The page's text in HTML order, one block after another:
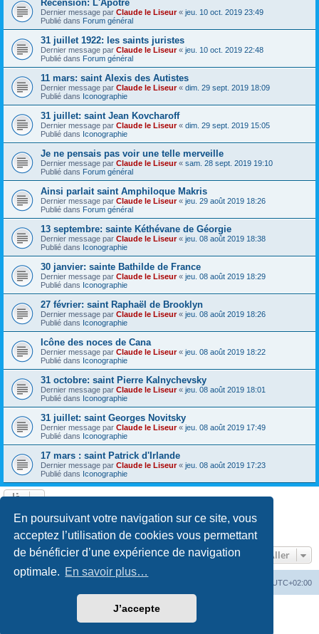
En poursuivant votre navigation sur ce site, vous
acceptez l’utilisation de cookies vous permettant
de bénéficier d’une expérience de navigation
optimale. En savoir plus…
J’accepte
Recension: L'Apôtre
Dernier message par Claude le Liseur« jeu. 10 oct. 2019 23:49
Publié dans Forum général
31 juillet 1922: les saints juristes
Dernier message par Claude le Liseur« jeu. 10 oct. 2019 22:48
Publié dans Forum général
11 mars: saint Alexis des Autistes
Dernier message par Claude le Liseur« dim. 29 sept. 2019 18:09
Publié dans Iconographie
31 juillet: saint Jean Kovcharoff
Dernier message par Claude le Liseur« dim. 29 sept. 2019 15:05
Publié dans Iconographie
Je ne pensais pas voir une telle merveille
Dernier message par Claude le Liseur« sam. 28 sept. 2019 19:10
Publié dans Forum général
Ainsi parlait saint Amphiloque Makris
Dernier message par Claude le Liseur« jeu. 29 août 2019 18:26
Publié dans Forum général
13 septembre: sainte Kéthévane de Géorgie
Dernier message par Claude le Liseur« jeu. 08 août 2019 18:38
Publié dans Iconographie
30 janvier: sainte Bathilde de France
Dernier message par Claude le Liseur« jeu. 08 août 2019 18:29
Publié dans Iconographie
27 février: saint Raphaël de Brooklyn
Dernier message par Claude le Liseur« jeu. 08 août 2019 18:26
Publié dans Iconographie
Icône des noces de Cana
Dernier message par Claude le Liseur« jeu. 08 août 2019 18:22
Publié dans Iconographie
31 octobre: saint Pierre Kalnychevsky
Dernier message par Claude le Liseur« jeu. 08 août 2019 18:01
Publié dans Iconographie
31 juillet: saint Georges Novitsky
Dernier message par Claude le Liseur« jeu. 08 août 2019 17:49
Publié dans Iconographie
17 mars : saint Patrick d'Irlande
Dernier message par Claude le Liseur« jeu. 08 août 2019 17:23
Publié dans Iconographie
Page1sur20
3
Aller
UTC+02:00
phpBB® Forum Software © phpBB Limited
©